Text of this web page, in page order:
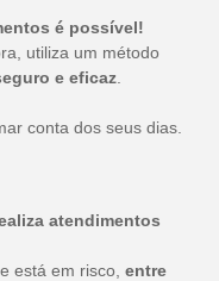
é possível!
utiliza um método
e eficaz.
conta dos seus dias.
atendimentos
está em risco, entre